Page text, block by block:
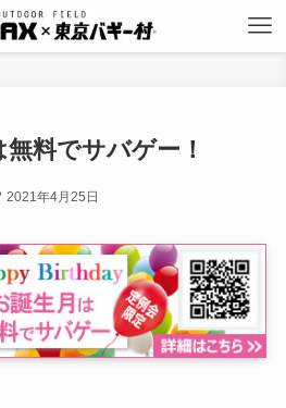
料でサバゲー！
2021年4月25日